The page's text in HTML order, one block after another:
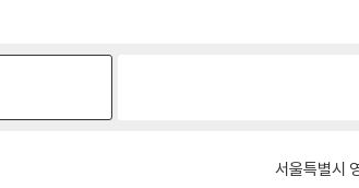
서울특별시